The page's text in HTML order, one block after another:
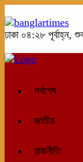
ঢাকা ০৪:২৮ পূর্বাহ্ন,
সর্বশেষ
জাতীয়
রাজনীতি